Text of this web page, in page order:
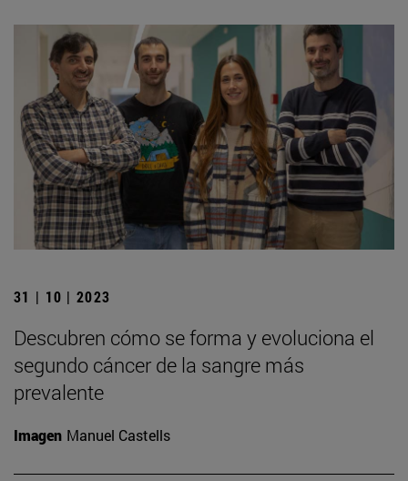
31 | 10 | 2023
Descubren cómo se forma y evoluciona el
segundo cáncer de la sangre más
prevalente
Imagen Manuel Castells